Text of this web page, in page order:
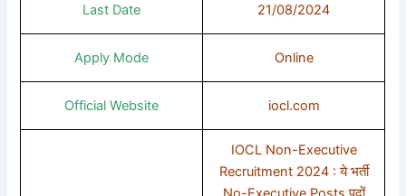
Last Date 21/08/2024
Apply Mode Online
Official Website iocl.com
IOCL Non-Executive
Recruitment 2024 : ये भर्ती